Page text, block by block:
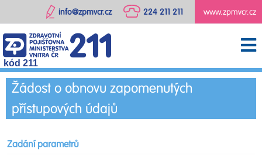
www.zpmvcr.cz
224 211 211
info@zpmvcr.cz
kód 211
Žádost o obnovu zapomenutých
přístupových údajů
Zadání parametrů